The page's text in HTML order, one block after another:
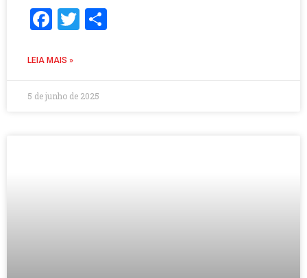
Facebook
Twitter
LEIA MAIS »
5 de junho de 2025